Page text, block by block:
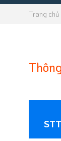
Trang chủ
STT